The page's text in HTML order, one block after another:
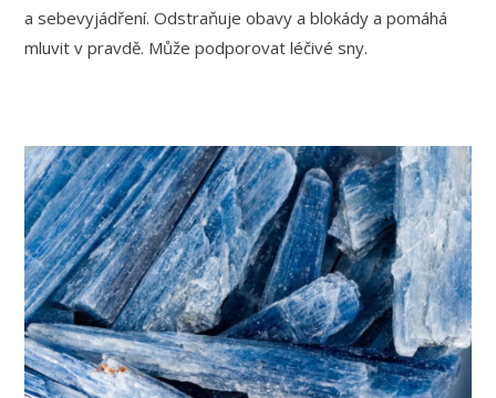
a sebevyjádření. Odstraňuje obavy a blokády a pomáhá
mluvit v pravdě. Může podporovat léčivé sny.